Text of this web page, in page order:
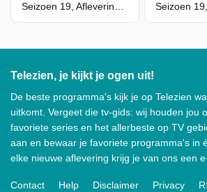
Seizoen 19, Aflevering 2 - Erben Wennemars
Telezien, je kijkt je ogen uit!
De beste programma's kijk je op Telezien
uitkomt. Vergeet die tv-gids: wij houden jou
favoriete series en het allerbeste op TV
aan en bewaar je favoriete programma's in
elke nieuwe aflevering krijg je van ons een
Contact Help Disclaimer Privacy